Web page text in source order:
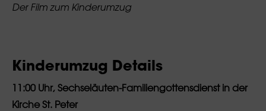
Der Film zum Kinderumzug
Kinderumzug Details
11:00 Uhr, Sechseläuten-Familiengottensdienst in der
Kirche St. Peter